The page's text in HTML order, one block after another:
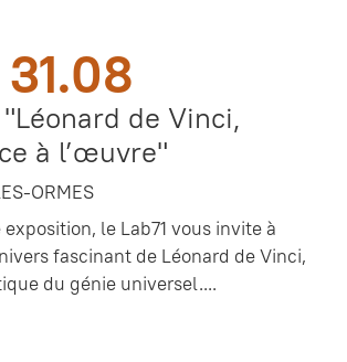
de Vinci,
à l’œuvre"
ORMES
le Lab71 vous invite à
fascinant de Léonard de Vinci,
du génie universel....